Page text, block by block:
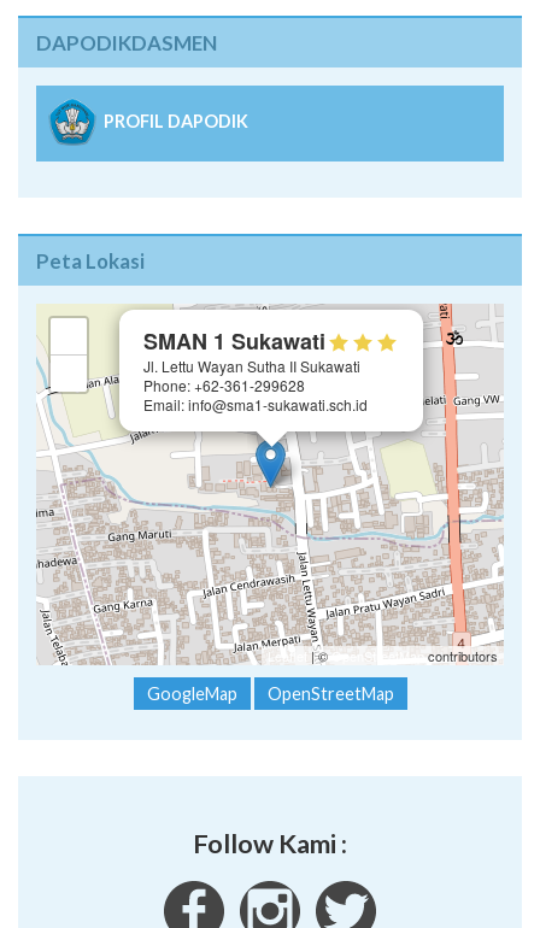
DAPODIKDASMEN
PROFIL DAPODIK
Peta Lokasi
SMAN 1 Sukawati
Jl. Lettu Wayan Sutha II Sukawati
Phone: +62-361-299628
Email: info@sma1-sukawati.sch.id
Leaflet | ©OpenStreetMap contributors
GoogleMap OpenStreetMap
Follow Kami :